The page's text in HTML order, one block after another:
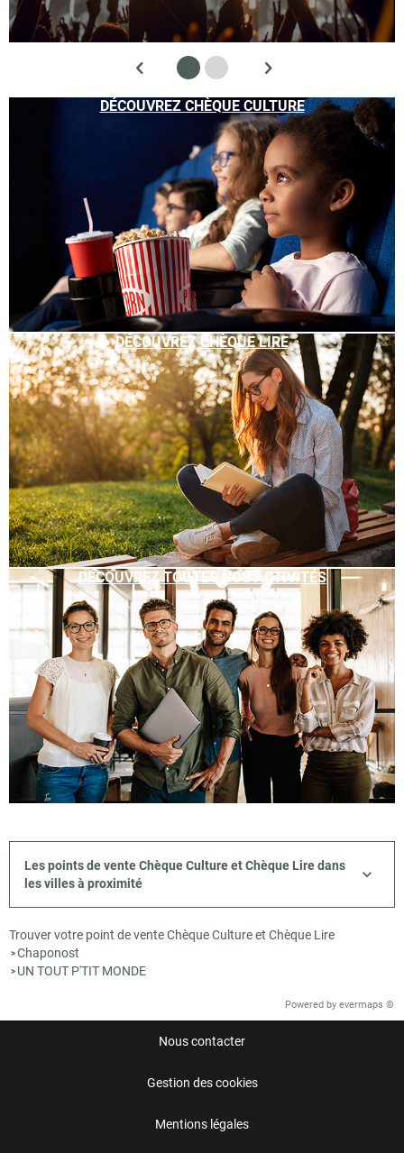
DÉCOUVREZ CHÈQUE CULTURE
DÉCOUVREZ CHÈQUE LIRE
DÉCOUVREZ TOUTES NOS ACTIVITÉS
Les points de vente Chèque Culture et Chèque Lire dans
les villes à proximité
Trouver votre point de vente Chèque Culture et Chèque Lire
>Chaponost
> UN TOUT P'TIT MONDE
Powered by evermaps ©
Nous contacter
Gestion des cookies
Mentions légales